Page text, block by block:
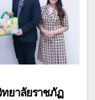
ยาลัยราชภัฏ